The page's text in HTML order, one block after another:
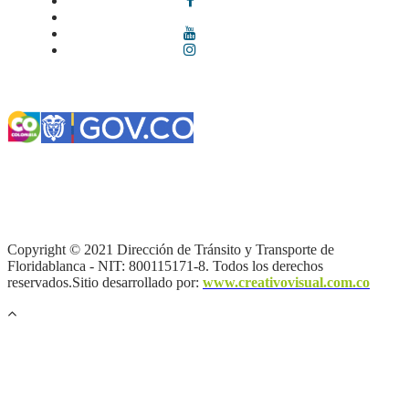
Copyright © 2021 Dirección de Tránsito y Transporte de
Floridablanca - NIT: 800115171-8. Todos los derechos
reservados.Sitio desarrollado por: www.creativovisual.com.co